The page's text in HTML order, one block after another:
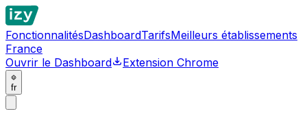
FonctionnalitésDashboardTarifsMeilleurs établissements
France
Ouvrir le Dashboard
Extension Chrome
fr